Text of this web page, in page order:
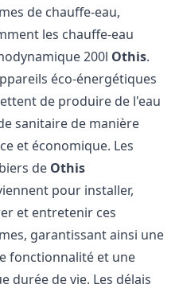
de chauffe-eau,
les chauffe-eau
200l Othis.
éco-énergétiques
de produire de l'eau
sanitaire de manière
et économique. Les
de Othis
pour installer,
et entretenir ces
garantissant ainsi une
fonctionnalité et une
durée de vie. Les délais